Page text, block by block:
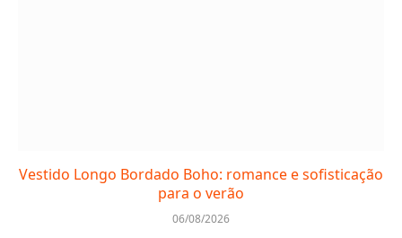
Vestido Longo Bordado Boho: romance e sofisticação
para o verão
06/08/2026